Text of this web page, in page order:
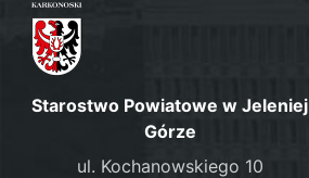
Starostwo Powiatowe w Jeleniej
Górze
ul. Kochanowskiego 10